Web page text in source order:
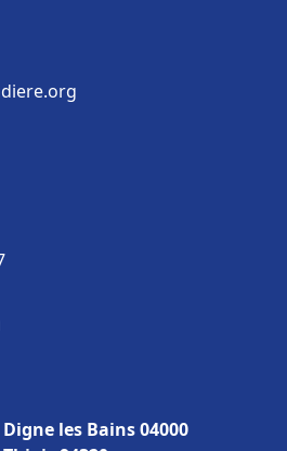
les Bains 04000